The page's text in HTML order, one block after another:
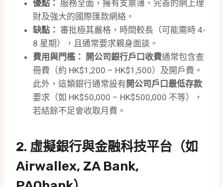
優點： 服務全面，擁有支票簿、完善的網上理
財及強大的國際匯款網絡。
缺點： 審批極其嚴格，時間較長（可能需時 4-
8 星期），且通常要求親身面談。
費用與門檻：
開公司銀行戶口收費通常包含查
冊費（約 HK$1,200 – HK$1,500）及開戶費。
此外，這類銀行通常設有 開公司戶口最低存款
要求（如 HK$50,000 – HK$500,000 不等），
若結餘不足會收取月費。
2. 虛擬銀行與金融科技平台（如
Airwallex, ZA Bank,